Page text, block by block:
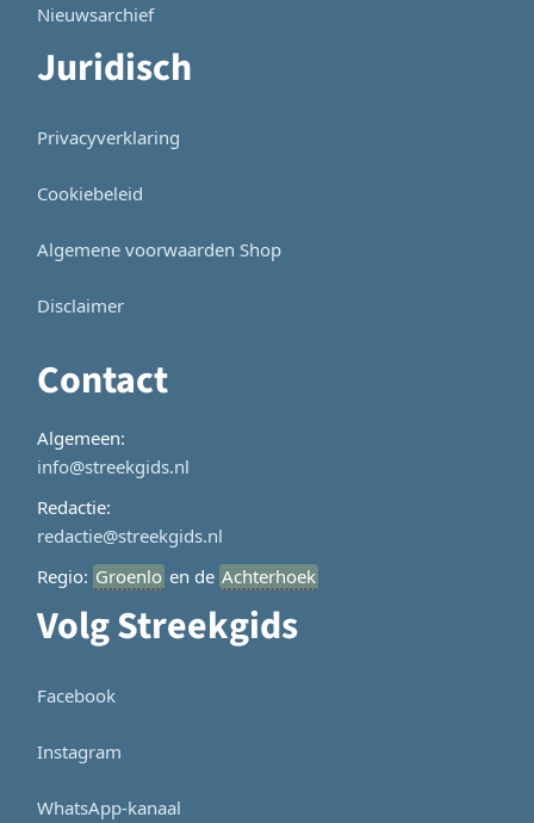
Nieuwsarchief
Juridisch
Privacyverklaring
Cookiebeleid
Algemene voorwaarden Shop
Disclaimer
Contact
Algemeen:
info@streekgids.nl
Redactie:
redactie@streekgids.nl
Regio: Groenlo en de Achterhoek
Volg Streekgids
Facebook
Instagram
WhatsApp-kanaal